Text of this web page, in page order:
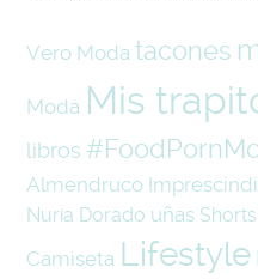
Vero Moda tacones
Moda Mis
libros
Almendruco
Nuria Dorado uñas Shorts
Camiseta Lifestyle